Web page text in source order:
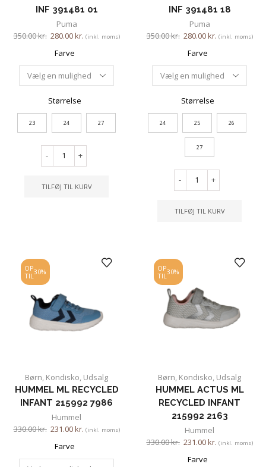
INF 391481 01
Puma
350.00kr. 280.00kr. (inkl. moms)
Farve
Størrelse
23 24 27
- +
TILFØJ TIL KURV
INF 391481 18
Puma
350.00kr. 280.00kr. (inkl. moms)
Farve
Størrelse
24 25 26
27
- +
TILFØJ TIL KURV
OP
TIL 30%
Børn, Kondisko, Udsalg
HUMMEL ML RECYCLED
INFANT 215992 7986
Hummel
330.00kr. 231.00kr. (inkl. moms)
Farve
OP
TIL 30%
Børn, Kondisko, Udsalg
HUMMEL ACTUS ML
RECYCLED INFANT
215992 2163
Hummel
330.00kr. 231.00kr. (inkl. moms)
Farve